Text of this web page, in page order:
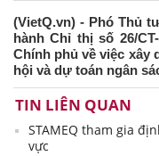
(VietQ.vn) - Phó Thủ
hành Chỉ thị số 26/
Chính phủ về việc xây
hội và dự toán ngân
TIN LIÊN QUAN
STAMEQ tham gia
vực